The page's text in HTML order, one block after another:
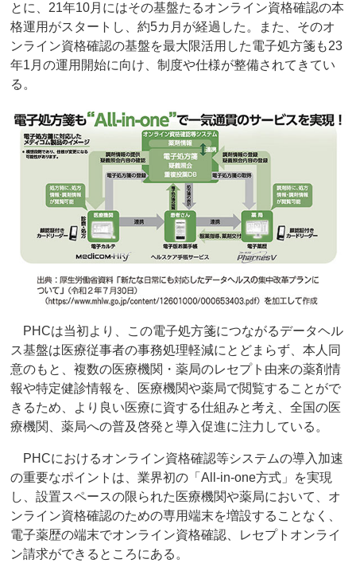
とに、21年10月にはその基盤たるオンライン資格確認の本
格運用がスタートし、約5カ月が経過した。また、そのオ
ンライン資格確認の基盤を最大限活用した電子処方箋も23
年1月の運用開始に向け、制度や仕様が整備されてきてい
る。
PHCは当初より、この電子処方箋につながるデータヘル
ス基盤は医療従事者の事務処理軽減にとどまらず、本人同
意のもと、複数の医療機関・薬局のレセプト由来の薬剤情
報や特定健診情報を、医療機関や薬局で閲覧することがで
きるため、より良い医療に資する仕組みと考え、全国の医
療機関、薬局への普及啓発と導入促進に注力している。
PHCにおけるオンライン資格確認等システムの導入加速
の重要なポイントは、業界初の「All-in-one方式」を実現
し、設置スペースの限られた医療機関や薬局において、オ
ンライン資格確認のための専用端末を増設することなく、
電子薬歴の端末でオンライン資格確認、レセプトオンライ
ン請求ができるところにある。